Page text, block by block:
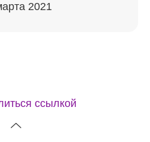
2021
ссылкой